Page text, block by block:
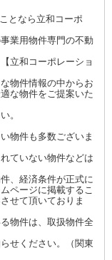
となら立和コーポ
業用物件専門の不動
立和コーポレーショ
物件情報の中からお
な物件をご提案いた
。
物件も多数ございま
ていない物件などは
、経済条件が正式に
ページに掲載するこ
せて頂いておりま
物件は、取扱物件全
せください。（関東